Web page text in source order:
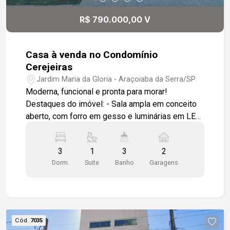
Raposo Tavares, oferecendo mobilidade e
conveniência Uma casa pensada para quem
localização estratégica. Agende sua visita e
venha conhecer seu novo lar!
R$ 790.000,00 V
Casa à venda no Condomínio
Cerejeiras
Jardim Maria da Gloria - Araçoiaba da Serra/SP
Moderna, funcional e pronta para morar!
Destaques do imóvel: - Sala ampla em conceito
aberto, com forro em gesso e luminárias em LED
conforto. - Cozinha americana integrada, com
balcão em granito preto em formato L, ideal para
quem valoriza praticidade e estilo. - Área
para lazer, pets ou jardinagem. - Três dormitórios,
sendo uma suíte com: Box em vidro temperado
3
Dorm.
1
Suite
3
Banho
2
Garagens
Cód. 7035